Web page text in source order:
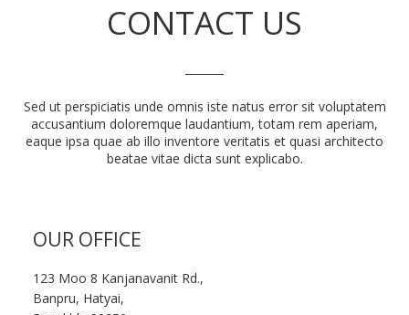
CONTACT US
Sed ut perspiciatis unde omnis iste natus error sit voluptatem
accusantium doloremque laudantium, totam rem aperiam,
eaque ipsa quae ab illo inventore veritatis et quasi architecto
beatae vitae dicta sunt explicabo.
OUR OFFICE
123 Moo 8 Kanjanavanit Rd.,
Banpru, Hatyai,